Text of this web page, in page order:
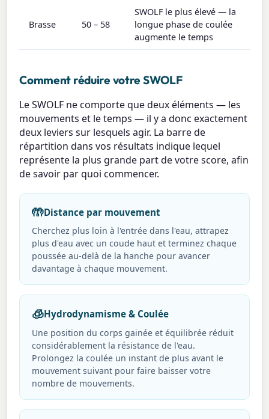
Brasse 50 – 58
SWOLF le plus élevé — la
longue phase de coulée
augmente le temps
Comment réduire votre SWOLF
Le SWOLF ne comporte que deux éléments — les
mouvements et le temps — il y a donc exactement
deux leviers sur lesquels agir. La barre de
répartition dans vos résultats indique lequel
représente la plus grande part de votre score, afin
de savoir par quoi commencer.
🤲Distance par mouvement
Cherchez plus loin à l'entrée dans l'eau, attrapez
plus d'eau avec un coude haut et terminez chaque
poussée au-delà de la hanche pour avancer
davantage à chaque mouvement.
🧊Hydrodynamisme & Coulée
Une position du corps gainée et équilibrée réduit
considérablement la résistance de l'eau.
Prolongez la coulée un instant de plus avant le
mouvement suivant pour faire baisser votre
nombre de mouvements.